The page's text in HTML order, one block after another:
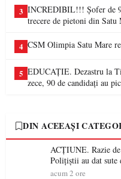
3 INCREDIBIL!!! Șofer de
trecere de pietoni din Satu
4 CSM Olimpia Satu Mare
5 EDUCAȚIE. Dezastru la
zece, 90 de candidați au
DIN ACEEAȘI
ACȚIUNE. Razie
Polițiștii au dat sute
permis într-o singură
acum 2 ore